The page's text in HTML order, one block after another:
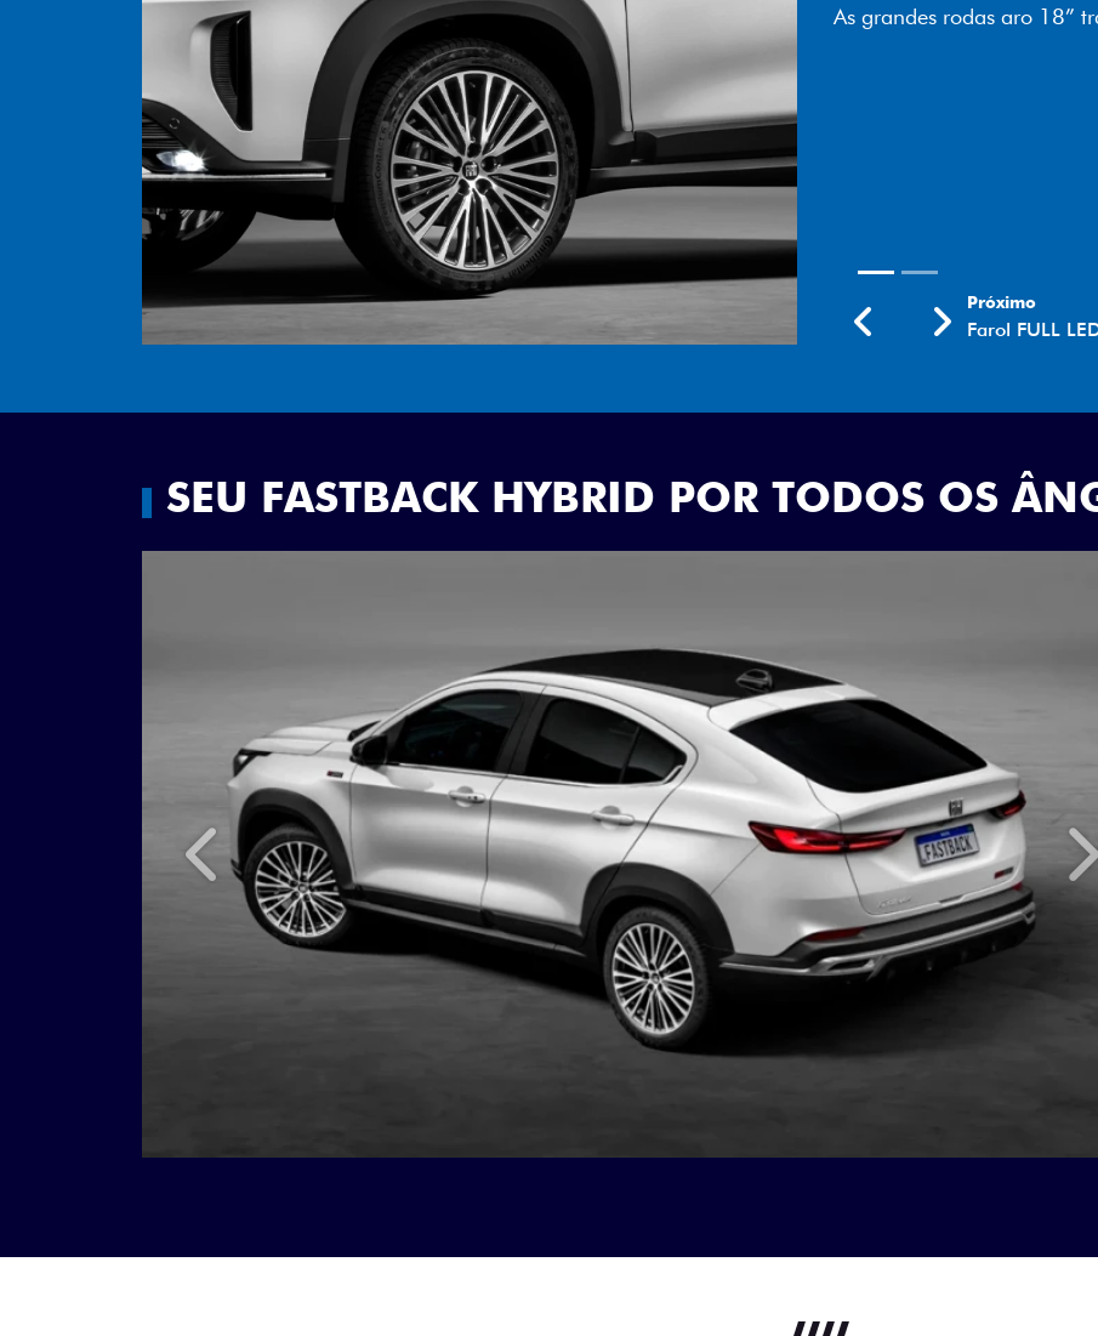
Tecnologia dos faróis
Rodas aro 18"
SEU FASTBACK HYBRID POR TODOS OS